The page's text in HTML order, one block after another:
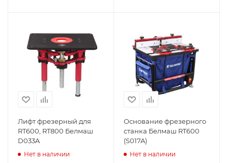
Лифт фрезерный для
RT600, RT800 Белмаш
D033A
Нет в наличии
Основание фрезерного
станка Белмаш RT600
(S017A)
Нет в наличии